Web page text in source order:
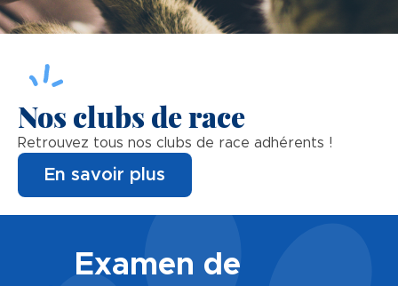
Nos clubs de race
Retrouvez tous nos clubs de race adhérents !
En savoir plus
Examen de